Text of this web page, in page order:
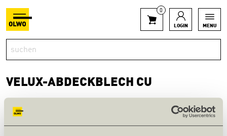
0
LOGIN MENU
VELUX-ABDECKBLECH CU